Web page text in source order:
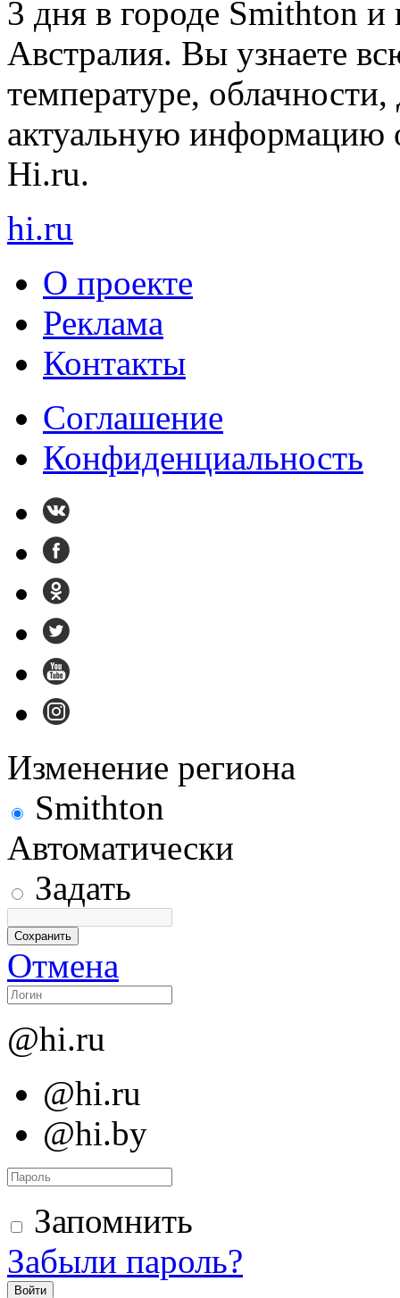
3 дня в городе Smithton и
Австралия. Вы узнаете
температуре,
актуальную информацию
Hi.ru.
hi.ru
О проекте
Реклама
Контакты
Cоглашение
Конфиденциальность
Изменение региона
Smithton
Автоматически
Задать
Отмена
@hi.ru
@hi.ru
@hi.by
Запомнить
Забыли пароль?
Войти